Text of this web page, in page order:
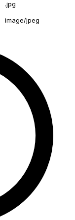
.jpg
image/jpeg